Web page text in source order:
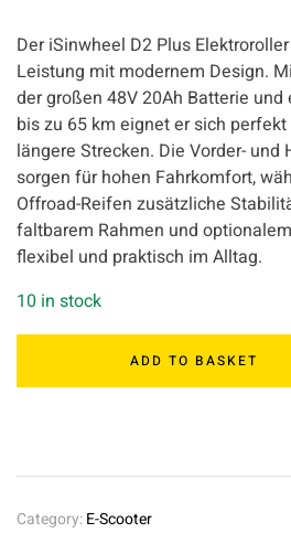
Der iSinwheel D2 Plus
Leistung mit modernem Design.
der großen 48V 20Ah Batterie
bis zu 65 km eignet er sich
längere Strecken. Die Vorder- und
sorgen für hohen Fahrkomfort,
Offroad-Reifen zusätzliche
faltbarem Rahmen und
flexibel und praktisch im Alltag.
10 in stock
ADD TO BASKET
Category:E-Scooter